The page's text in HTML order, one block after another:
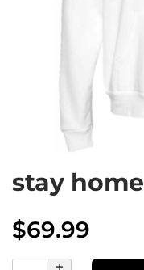
stay home
$69.99